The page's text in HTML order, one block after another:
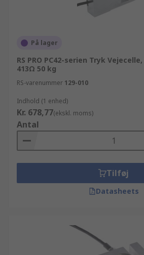
På lager
RS PRO PC42-serien Tryk
413Ω 50 kg
RS-varenummer 129-010
Indhold (1 enhed)
Kr. 678,77(ekskl. moms)
Antal
Tilføj
Datasheets